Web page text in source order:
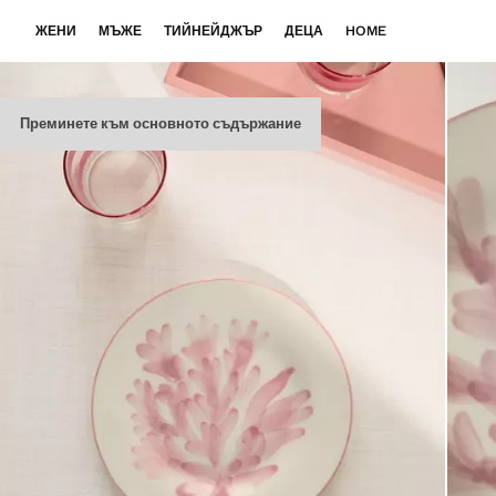
Преминете към основното съдържание
ЖЕНИ МЪЖЕ ТИЙНЕЙДЖЪР ДЕЦА HOME